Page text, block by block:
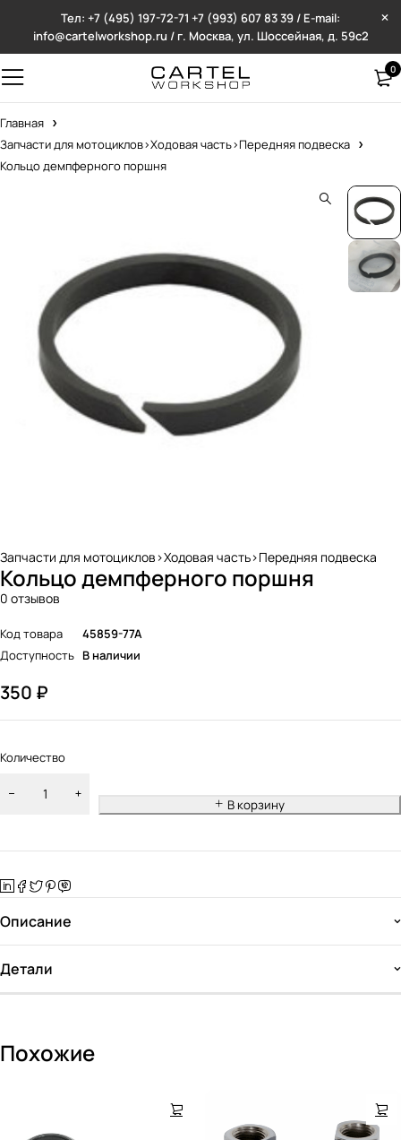
Тел: +7 (495) 197-72-71 +7 (993) 607 83 39 / E-mail:
info@cartelworkshop.ru / г. Москва, ул. Шоссейная, д. 59с2
0
Главная
Запчасти для мотоциклов>Ходовая часть>Передняя подвеска
Кольцо демпферного поршня
Запчасти для мотоциклов>Ходовая часть>Передняя подвеска
Кольцо демпферного поршня
0 отзывов
Код товара
45859-77A
Доступность В наличии
350 ₽
Количество
В корзину
Описание
Детали
Похожие